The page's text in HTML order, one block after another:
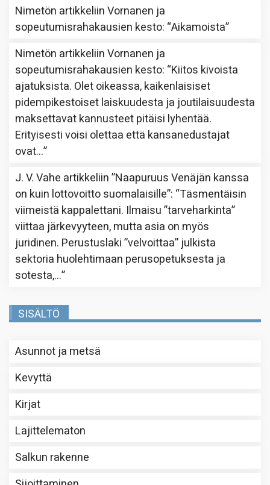
Nimetön artikkeliinVornanen ja
sopeutumisrahakausien kesto: “Aikamoista”
Nimetön artikkeliinVornanen ja
sopeutumisrahakausien kesto: “Kiitos kivoista
ajatuksista. Olet oikeassa, kaikenlaisiset
pidempikestoiset laiskuudesta ja joutilaisuudesta
maksettavat kannusteet pitäisi lyhentää.
Erityisesti voisi olettaa että kansanedustajat
ovat…”
J. V. Vahe artikkeliin”Naapuruus Venäjän kanssa
on kuin lottovoitto suomalaisille”: “Täsmentäisin
viimeistä kappalettani. Ilmaisu ”tarveharkinta”
viittaa järkevyyteen, mutta asia on myös
juridinen. Perustuslaki ”velvoittaa” julkista
sektoria huolehtimaan perusopetuksesta ja
sotesta,…”
SISÄLTÖ
Asunnot ja metsä
Kevyttä
Kirjat
Lajittelematon
Salkun rakenne